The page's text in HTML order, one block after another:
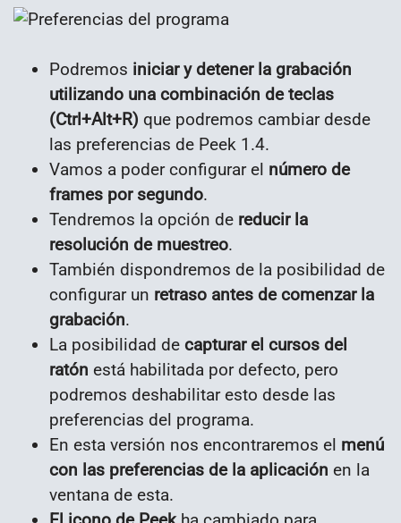
Podremos iniciar y detener la grabación
utilizando una combinación de teclas
(Ctrl+Alt+R) que podremos cambiar desde
las preferencias de Peek 1.4.
Vamos a poder configurar el número de
frames por segundo.
Tendremos la opción de reducir la
resolución de muestreo.
También dispondremos de la posibilidad de
configurar un retraso antes de comenzar la
grabación.
La posibilidad de capturar el cursos del
ratón está habilitada por defecto, pero
podremos deshabilitar esto desde las
preferencias del programa.
En esta versión nos encontraremos el menú
con las preferencias de la aplicación en la
ventana de esta.